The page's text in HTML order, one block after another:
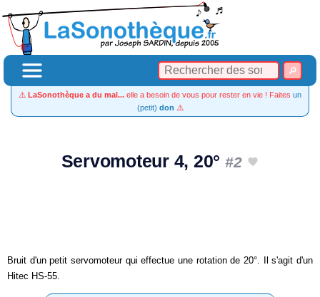
⚠️ LaSonothèque a du mal... elle a besoin de vous pour rester en vie ! Faites un
(petit) don ⚠️
Servomoteur 4, 20° #2
Bruit d'un petit servomoteur qui effectue une rotation de 20°. Il s'agit d'un
Hitec HS-55.